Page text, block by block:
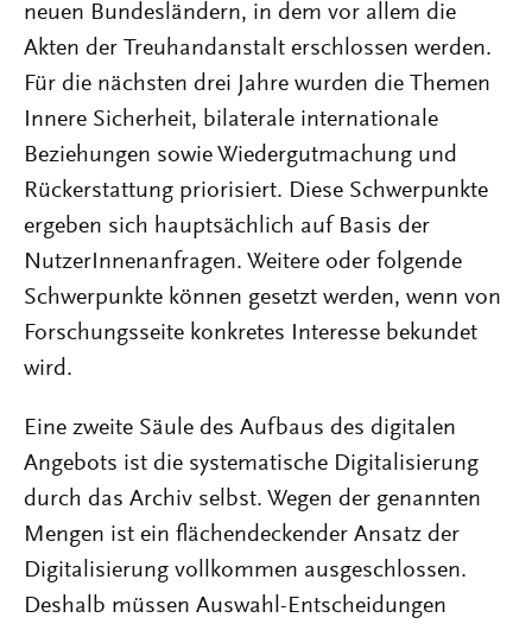
neuen Bundesländern, in dem vor allem die
Akten der Treuhandanstalt erschlossen werden.
Für die nächsten drei Jahre wurden die Themen
Innere Sicherheit, bilaterale internationale
Beziehungen sowie Wiedergutmachung und
Rückerstattung priorisiert. Diese Schwerpunkte
ergeben sich hauptsächlich auf Basis der
NutzerInnenanfragen. Weitere oder folgende
Schwerpunkte können gesetzt werden, wenn von
Forschungsseite konkretes Interesse bekundet
wird.
Eine zweite Säule des Aufbaus des digitalen
Angebots ist die systematische Digitalisierung
durch das Archiv selbst. Wegen der genannten
Mengen ist ein flächen­deckender Ansatz der
Digitalisierung vollkommen ausgeschlossen.
Deshalb müssen Auswahl-Entscheidungen